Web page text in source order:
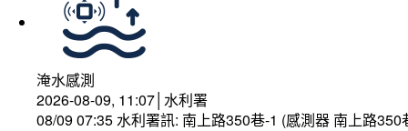
淹水感測
2026-08-09, 11:07│水利署
08/09 07:35 水利署訊: 南上路350巷-1 (感測器 南上路